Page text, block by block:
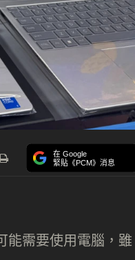
在 Google
緊貼《PCM》消息
能需要使用電腦，雖